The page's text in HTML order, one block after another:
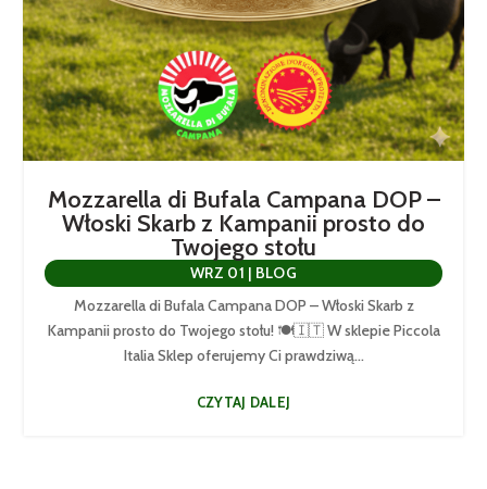
Mozzarella di Bufala Campana DOP –
Włoski Skarb z Kampanii prosto do
Twojego stołu
WRZ 01 | BLOG
Mozzarella di Bufala Campana DOP – Włoski Skarb z
Kampanii prosto do Twojego stołu! 🍽️🇮🇹 W sklepie Piccola
Italia Sklep oferujemy Ci prawdziwą...
CZYTAJ DALEJ